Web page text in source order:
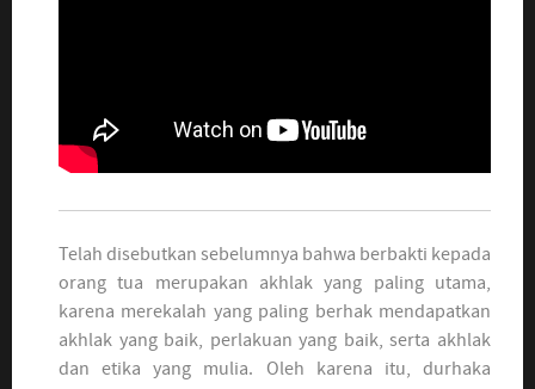
Telah disebutkan sebelumnya bahwa berbakti kepada
orang tua merupakan akhlak yang paling utama,
karena merekalah yang paling berhak mendapatkan
akhlak yang baik, perlakuan yang baik, serta akhlak
dan etika yang mulia. Oleh karena itu, durhaka